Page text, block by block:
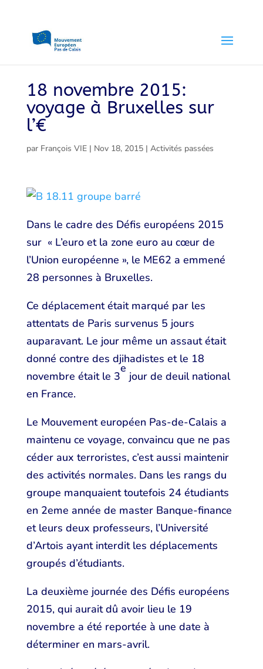
18 novembre 2015:
voyage à Bruxelles sur
l’€
par François VIE| Nov 18, 2015| Activités passées
Dans le cadre des Défis européens 2015
sur « L’euro et la zone euro au cœur de
l’Union européenne », le ME62 a emmené
28 personnes à Bruxelles.
Ce déplacement était marqué par les
attentats de Paris survenus 5 jours
auparavant. Le jour même un assaut était
donné contre des djihadistes et le 18
novembre était le 3
e
jour de deuil national
en France.
Le Mouvement européen Pas-de-Calais a
maintenu ce voyage, convaincu que ne pas
céder aux terroristes, c’est aussi maintenir
des activités normales. Dans les rangs du
groupe manquaient toutefois 24 étudiants
en 2eme année de master Banque-finance
et leurs deux professeurs, l’Université
d’Artois ayant interdit les déplacements
groupés d’étudiants.
La deuxième journée des Défis européens
2015, qui aurait dû avoir lieu le 19
novembre a été reportée à une date à
déterminer en mars-avril.